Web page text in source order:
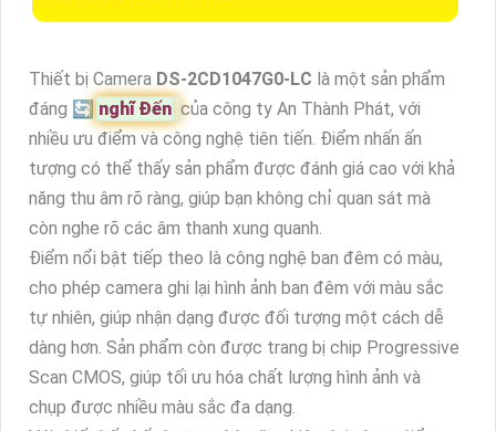
Thiết bị Camera DS-2CD1047G0-LC là một sản phẩm
đáng 🔄 nghĩ Đến của công ty An Thành Phát, với
nhiều ưu điểm và công nghệ tiên tiến. Điểm nhấn ấn
tượng có thể thấy sản phẩm được đánh giá cao với khả
năng thu âm rõ ràng, giúp bạn không chỉ quan sát mà
còn nghe rõ các âm thanh xung quanh.
Điểm nổi bật tiếp theo là công nghệ ban đêm có màu,
cho phép camera ghi lại hình ảnh ban đêm với màu sắc
tự nhiên, giúp nhận dạng được đối tượng một cách dễ
dàng hơn. Sản phẩm còn được trang bị chip Progressive
Scan CMOS, giúp tối ưu hóa chất lượng hình ảnh và
chụp được nhiều màu sắc đa dạng.